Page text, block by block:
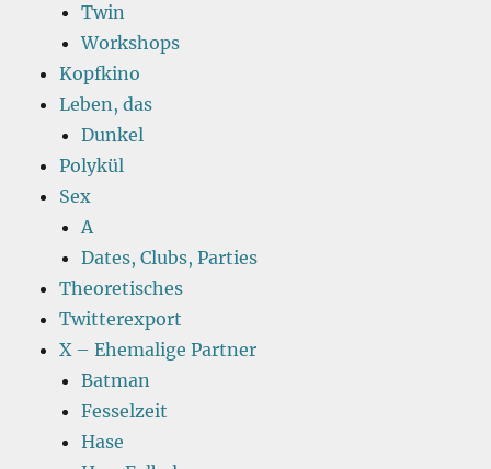
Twin
Workshops
Kopfkino
Leben, das
Dunkel
Polykül
Sex
A
Dates, Clubs, Parties
Theoretisches
Twitterexport
X – Ehemalige Partner
Batman
Fesselzeit
Hase